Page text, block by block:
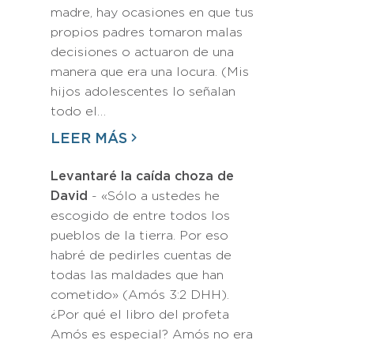
madre, hay ocasiones en que tus
propios padres tomaron malas
decisiones o actuaron de una
manera que era una locura. (Mis
hijos adolescentes lo señalan
todo el…
LEER MÁS
Levantaré la caída choza de
David - «Sólo a ustedes he
escogido de entre todos los
pueblos de la tierra. Por eso
habré de pedirles cuentas de
todas las maldades que han
cometido» (Amós 3:2 DHH).
¿Por qué el libro del profeta
Amós es especial? Amós no era